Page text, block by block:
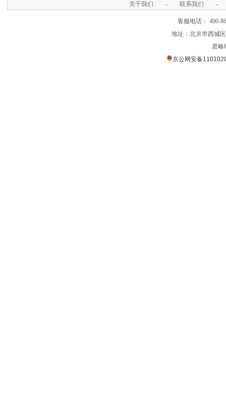
关于我们 - 联系我们 -
客服电话： 400-
地址：北京市西城
君略
京公网安备